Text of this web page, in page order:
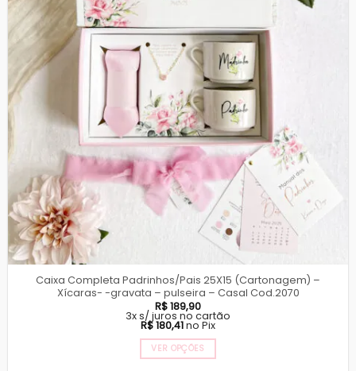
Caixa Completa Padrinhos/Pais 25X15 (Cartonagem) –
Xícaras- -gravata – pulseira – Casal Cod.2070
R$189,90
3x s/ juros no cartão
R$180,41no Pix
VER OPÇÕES